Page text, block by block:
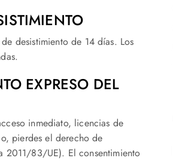
desistimiento de 14 días. Los
EXPRESO DEL
inmediato, licencias de
pierdes el derecho de
2011/83/UE). El consentimiento